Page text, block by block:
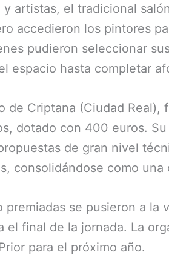
artistas, el tradicional
accedieron los pintores
pudieron seleccionar
espacio hasta completar
de Criptana (Ciudad
dotado con 400 euros.
de gran nivel
consolidándose como
premiadas se pusieron a
final de la jornada. La
para el próximo año.